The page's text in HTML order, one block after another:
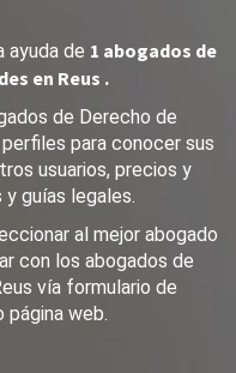
ayuda de 1 abogados de
en Reus .
de Derecho de
para conocer sus
usuarios, precios y
guías legales.
al mejor abogado
con los abogados de
vía formulario de
web.